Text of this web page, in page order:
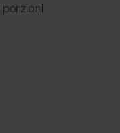
porzioni